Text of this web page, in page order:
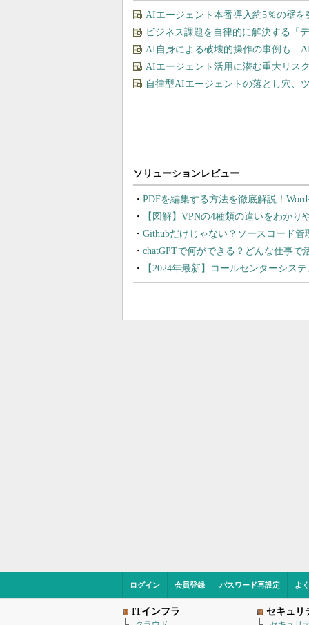
AIエージェント本番導入約5％の壁
ビジネス課題を自律的に解決する「
AI自身による破壊的操作の事例も
AIエージェント活用に潜む重大リス
自律型AIエージェントの落とし穴、
PDFを編集する方法を徹底解説！
【図解】VPNの4種類の違いをわか
Githubだけじゃない？ソースコード
chatGPTで何ができる？どんな仕事で
【2024年最新】コールセンターシス
ログイン 会員登録 パスワード再設定 よ
ITインフラ セキュリ